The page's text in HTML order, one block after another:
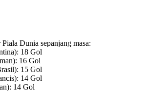
Dunia sepanjang masa:
18 Gol
16 Gol
15 Gol
14 Gol
14 Gol